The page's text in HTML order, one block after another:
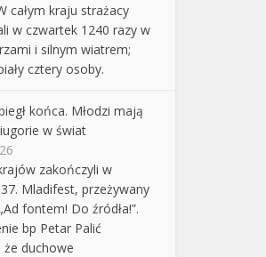
całym kraju strażacy
w czwartek 1240 razy w
i silnym wiatrem;
cztery osoby.
końca. Młodzi mają
w świat
zakończyli w
Mladifest, przeżywany
fontem! Do źródła!”.
bp Petar Palić
że duchowe